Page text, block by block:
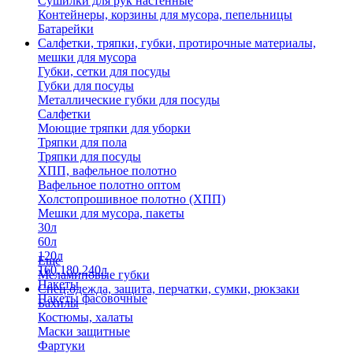
Контейнеры, корзины для мусора, пепельницы
Батарейки
Салфетки, тряпки, губки, протирочные материалы,
мешки для мусора
Губки, сетки для посуды
Губки для посуды
Металлические губки для посуды
Салфетки
Моющие тряпки для уборки
Тряпки для пола
Тряпки для посуды
ХПП, вафельное полотно
Вафельное полотно оптом
Холстопрошивное полотно (ХПП)
Мешки для мусора, пакеты
30л
60л
120л
160,180,240л
Пакеты
Пакеты фасовочные
Еще
Меламиновые губки
Спец.одежда, защита, перчатки, сумки, рюкзаки
Бахилы
Костюмы, халаты
Маски защитные
Фартуки